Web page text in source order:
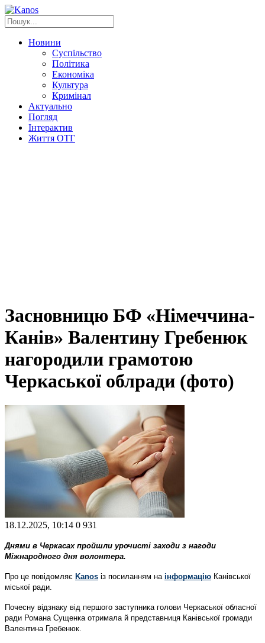
Новини
Суспільство
Політика
Економіка
Культура
Кримінал
Актуально
Погляд
Інтерактив
Життя ОТГ
Засновницю БФ «Німеччина-
Канів» Валентину Гребенюк
нагородили грамотою
Черкаської облради (фото)
18.12.2025, 10:14 0 931
Днями в Черкасах пройшли урочисті заходи з нагоди
Міжнародного дня волонтера.
Про це повідомляє Kanos із посиланням на інформацію Канівської
міської ради.
Почесну відзнаку від першого заступника голови Черкаської обласної
ради Романа Сущенка отримала й представниця Канівської громади
Валентина Гребенюк.